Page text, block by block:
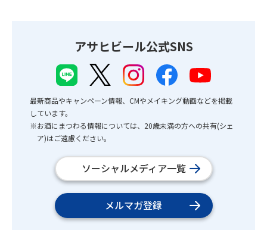
アサヒビール公式SNS
最新商品やキャンペーン情報、CMやメイキング動画などを掲載
しています。
※お酒にまつわる情報については、20歳未満の方への共有(シェ
ア)はご遠慮ください。
ソーシャルメディア一覧
メルマガ登録